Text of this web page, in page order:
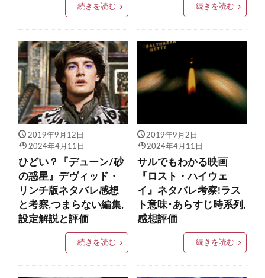
続きを読む 続きを読む
2019年9月12日
2024年4月11日
ひどい？『デューン/砂
の惑星』デヴィッド・
リンチ版ネタバレ感想
と考察,つまらない編集,
設定解説と評価
続きを読む
2019年9月2日
2024年4月11日
サルでもわかる映画
『ロスト・ハイウェ
イ』ネタバレ考察!ラス
ト意味･あらすじ時系列,
感想評価
続きを読む